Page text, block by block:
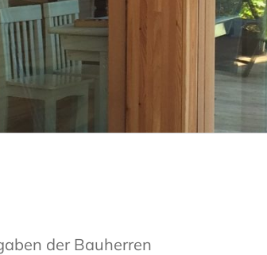
der Bauherren